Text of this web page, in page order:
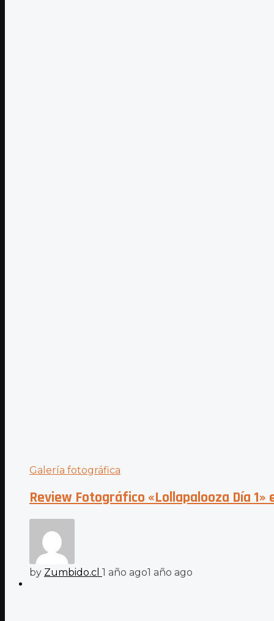
Galería fotográfica
Review Fotográfico «Lollapalooza Día 1»
by Zumbido.cl 1 año ago1 año ago